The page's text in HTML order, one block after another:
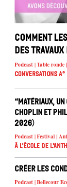
Comment
des travaux
Podcast | Table
Conversations A°
“Matériaux,
Choplin et
2026)
Podcast | Festival |
À l'école de
Créer les
Podcast | Bellecour